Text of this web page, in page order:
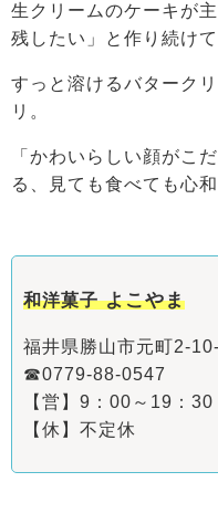
生クリームのケーキが
残したい」と作り続けて
すっと溶けるバターク
リ。
「かわいらしい顔がこ
る、見ても食べても心
和洋菓子よこやま
福井県勝山市元町2-
☎0779-88-0547
【営】9：00～19：30
【休】不定休